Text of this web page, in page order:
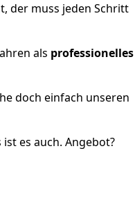
der muss jeden Schritt
als professionelles
doch einfach unseren
es auch. Angebot?